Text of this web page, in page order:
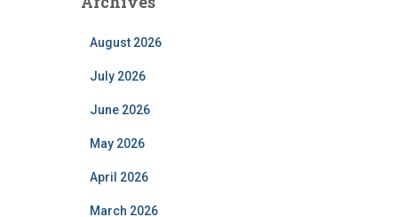
August 2026
July 2026
June 2026
May 2026
April 2026
March 2026